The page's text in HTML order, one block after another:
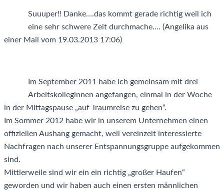
Suuuper!! Danke….das kommt gerade richtig weil ich
eine sehr schwere Zeit durchmache…. (Angelika aus
einer Mail vom 19.03.2013 17:06)
Im September 2011 habe ich gemeinsam mit drei
Arbeitskolleginnen angefangen, einmal in der Woche
in der Mittagspause „auf Traumreise zu gehen“.
Im Sommer 2012 habe wir in unserem Unternehmen einen
offiziellen Aushang gemacht, weil vereinzelt interessierte
Nachfragen nach unserer Entspannungsgruppe aufgekommen
sind.
Mittlerweile sind wir ein ein richtig „großer Haufen“
geworden und wir haben auch einen ersten männlichen